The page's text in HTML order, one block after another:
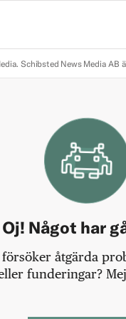
Schibsted News Media AB
Oj! Något har
åtgärda
funderingar?